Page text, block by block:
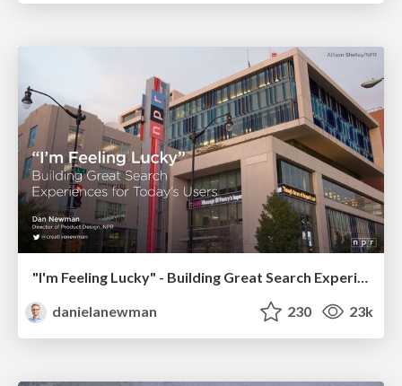
danielanewman
230 23k